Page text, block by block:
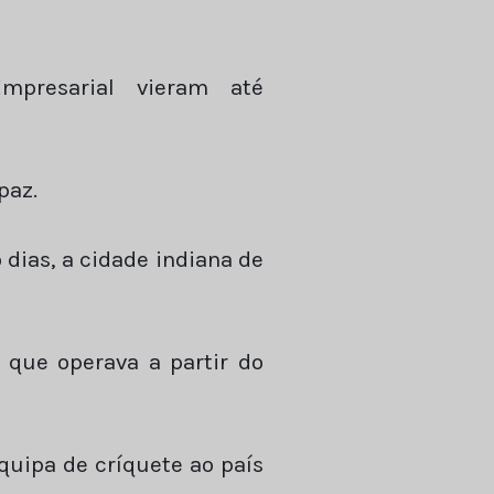
vieram até
a cidade indiana de
operava a partir do
de críquete ao país